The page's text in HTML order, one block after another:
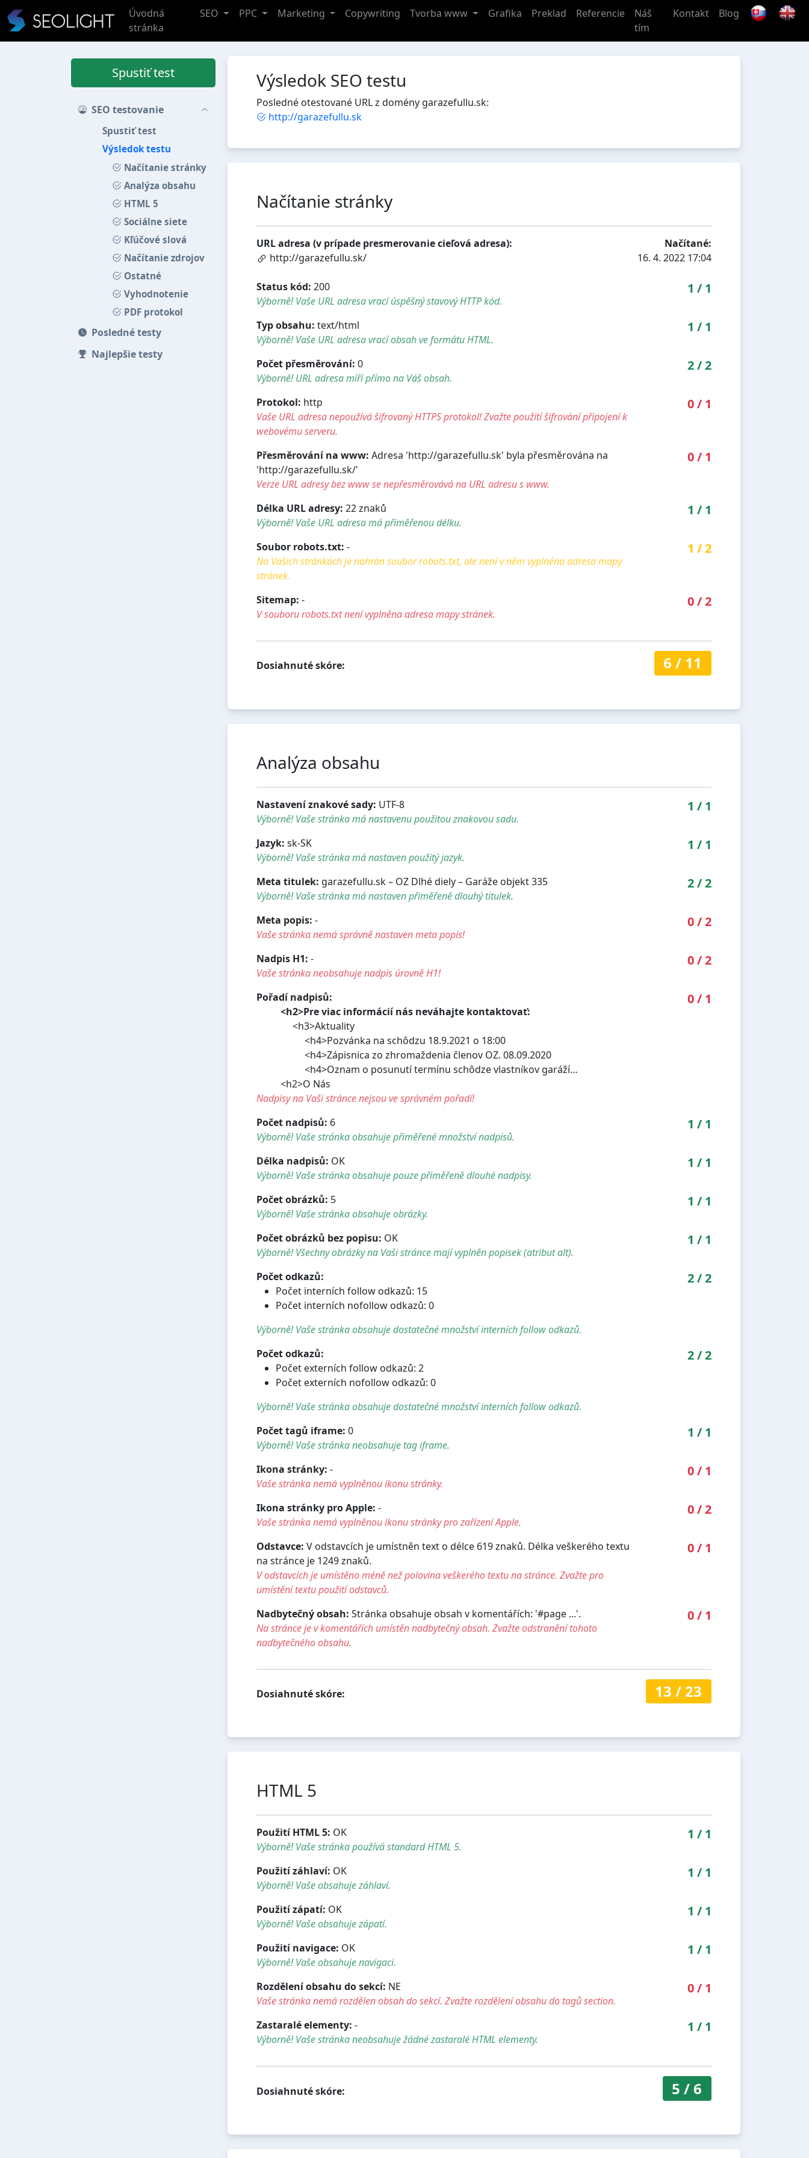
Úvodná
stránka
SEO PPC Marketing Copywriting Tvorba www Grafika Preklad Referencie
Náš
tím
Kontakt Blog
Spustiť test
SEO testovanie
Spustiť test
Výsledok testu
Načítanie stránky
Analýza obsahu
HTML 5
Sociálne siete
Kľúčové slová
Načítanie zdrojov
Ostatné
Vyhodnotenie
PDF protokol
Posledné testy
Najlepšie testy
Výsledok SEO testu
Posledné otestované URL z domény garazefullu.sk:
http://garazefullu.sk
Načítanie stránky
URL adresa (v prípade presmerovanie cieľová adresa):
http://garazefullu.sk/
Načítané:
16. 4. 2022 17:04
Status kód: 200
Výborně! Vaše URL adresa vrací úspěšný stavový HTTP kód.
1 / 1
Typ obsahu: text/html
Výborně! Vaše URL adresa vrací obsah ve formátu HTML.
1 / 1
Počet přesměrování: 0
Výborně! URL adresa míří přímo na Váš obsah.
2/2
Protokol: http
Vaše URL adresa nepoužívá šifrovaný HTTPS protokol! Zvažte použití šifrování připojení k
webovému serveru.
0/ 1
Přesměrování na www: Adresa 'http://garazefullu.sk' byla přesměrována na
'http://garazefullu.sk/'
Verze URL adresy bez www se nepřesměrovává na URL adresu s www.
0/ 1
Délka URL adresy: 22 znaků
Výborně! Vaše URL adresa má přiměřenou délku.
1 / 1
Soubor robots.txt: -
Na Vašich stránkách je nahrán soubor robots.txt, ale není v něm vyplnéna adresa mapy
stránek.
1 /2
Sitemap: -
V souboru robots.txt není vyplněna adresa mapy stránek.
0/2
Dosiahnuté skóre: 6 / 11
Analýza obsahu
Nastavení znakové sady: UTF-8
Výborně! Vaše stránka má nastavenu použitou znakovou sadu.
1 / 1
Jazyk: sk-SK
Výborně! Vaše stránka má nastaven použitý jazyk.
1 / 1
Meta titulek: garazefullu.sk – OZ Dlhé diely – Garáže objekt 335
Výborně! Vaše stránka má nastaven přiměřeně dlouhý titulek.
2/2
Meta popis: -
Vaše stránka nemá správně nastaven meta popis!
0/2
Nadpis H1: -
Vaše stránka neobsahuje nadpis úrovně H1!
0/2
Pořadí nadpisů:
<h2>Pre viac informácií nás neváhajte kontaktovať:
<h3>Aktuality
<h4>Pozvánka na schôdzu 18.9.2021 o 18:00
<h4>Zápisnica zo zhromaždenia členov OZ. 08.09.2020
<h4>Oznam o posunutí termínu schôdze vlastníkov garáží…
<h2>O Nás
Nadpisy na Vaši stránce nejsou ve správném pořadí!
0/ 1
Počet nadpisů: 6
Výborně! Vaše stránka obsahuje přiměřené množství nadpisů.
1 / 1
Délka nadpisů: OK
Výborně! Vaše stránka obsahuje pouze přiměřeně dlouhé nadpisy.
1 / 1
Počet obrázků: 5
Výborně! Vaše stránka obsahuje obrázky.
1 / 1
Počet obrázků bez popisu: OK
Výborně! Všechny obrázky na Vaši stránce mají vyplněn popisek (atribut alt).
1 / 1
Počet odkazů:
Počet interních follow odkazů: 15
Počet interních nofollow odkazů: 0
Výborně! Vaše stránka obsahuje dostatečné množství interních follow odkazů.
2/2
Počet odkazů:
Počet externích follow odkazů: 2
Počet externích nofollow odkazů: 0
Výborně! Vaše stránka obsahuje dostatečné množství interních follow odkazů.
2/2
Počet tagů iframe: 0
Výborně! Vaše stránka neobsahuje tag iframe.
1 / 1
Ikona stránky: -
Vaše stránka nemá vyplněnou ikonu stránky.
0/ 1
Ikona stránky pro Apple: -
Vaše stránka nemá vyplněnou ikonu stránky pro zařízení Apple.
0/2
Odstavce: V odstavcích je umístněn text o délce 619 znaků. Délka veškerého textu
na stránce je 1249 znaků.
V odstavcích je umístěno méně než polovina veškerého textu na stránce. Zvažte pro
umístění textu použití odstavců.
0/ 1
Nadbytečný obsah: Stránka obsahuje obsah v komentářích: '#page ...'.
Na stránce je v komentářích umístěn nadbytečný obsah. Zvažte odstranění tohoto
nadbytečného obsahu.
0/ 1
Dosiahnuté skóre: 13 / 23
HTML 5
Použití HTML 5: OK
Výborně! Vaše stránka používá standard HTML 5.
1 / 1
Použití záhlaví: OK
Výborně! Vaše obsahuje záhlaví.
1 / 1
Použití zápatí: OK
Výborně! Vaše obsahuje zápatí.
1 / 1
Použití navigace: OK
Výborně! Vaše obsahuje navigaci.
1 / 1
Rozdělení obsahu do sekcí: NE
Vaše stránka nemá rozdělen obsah do sekcí. Zvažte rozdělení obsahu do tagů section.
0/ 1
Zastaralé elementy: -
Výborně! Vaše stránka neobsahuje žádné zastaralé HTML elementy.
1 / 1
Dosiahnuté skóre: 5 /6